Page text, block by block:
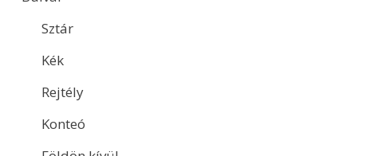
Sztár
Kék
Rejtély
Konteó